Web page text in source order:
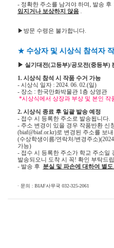
- 정확한 주소를 남겨야 하며, 발송 후
임지거나 보상하지 않음 .
▶ 방문 수령은 불가합니다.
★ 수상자 및 시상식 참석자
▶ 실기대전(고등부)/공모전(중등부)
1. 시상식 참석 시 작품 수거 가능
- 시상식 일자 : 2024. 06. 02.(일)
- 장소 : 한국만화박물관 1층 상영관
*시상식에서 상장과 부상 및 본인 작
2. 시상식 종료 후 일괄 발송 예정
- 접수 시 등록한 주소로 발송됩니다.
- 주소 변경이 있을 경우 작품반환 신
(biaf@biaf.or.kr)로 변경된 주소를 보
(수상학생이름/연락처/변경주소
가능)
- 접수 시 등록한 주소가 학교 주소일
발송되오니 도착 시 꼭! 확인 부탁드
- 발송 후 분실 및 파손에 대하여 별
∙ 문의 : BIAF사무국 032-325-2061